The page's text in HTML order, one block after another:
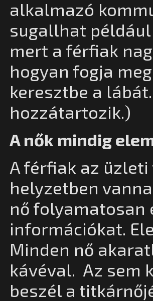
alkalmazó
sugallhat
mert a férfiak
hogyan fogja
keresztbe a
hozzátartozik.)
A nők mindig
A férfiak az
helyzetben
nő
információkat.
Minden nő
kávéval. Az sem
beszél a